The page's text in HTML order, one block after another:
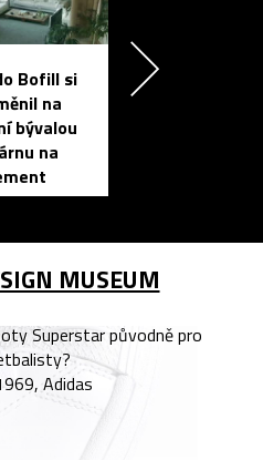
Bofill si
na
bývalou
na
MUSEUM
Superstar původně pro
Adidas